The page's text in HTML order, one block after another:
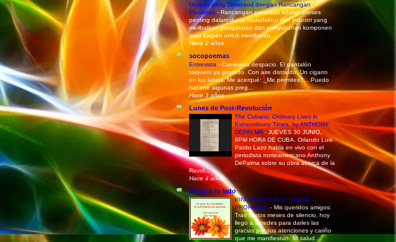
Uraikan yang Dimaksud dengan Rancangan
Perakitan - Rancangan perakitan adalah proses
penting dalam dunia manufaktur dan industri yang
melibatkan pengaturan dan penyusunan komponen
atau bagian untuk membentu...
Hace 2 años
socopoemas
Entrevista - Caminaba despacio. El pantalón
vaquero ya gastado. Con aire distraído. Un cigarro
en los labios. Me acerqué: _Me permites?... Puedo
hacerte algunas preg...
Hace 3 años
Lunes de Post-Revolución
The Cubans: Ordinary Lives in
Extraordinary Times, by ANTHONY
DEPALMA- JUEVES 30 JUNIO,
8PM HORA DE CUBA. Orlando Luis
Pardo Lazo habla en vivo con el
periodista norteamericano Anthony
DePalma sobre su obra acerca de la
Revol...
Hace 4 años
Estoy a tu lado
RINCÓN POÉTICO : AMOR
PROHIBIDO - Mis queridos amigos:
Tras tantos meses de silencio, hoy
llego a ustedes para darles las
gracias por sus atenciones y cariño
que me manifiestan. Mi salud ...